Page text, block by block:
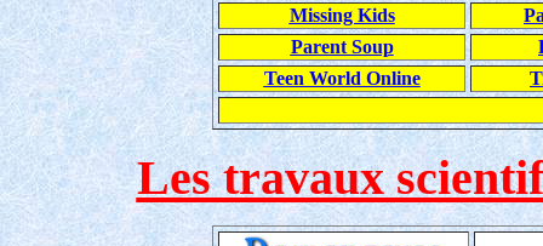
Missing Kids
Parent Soup
Teen World Online
Les travaux